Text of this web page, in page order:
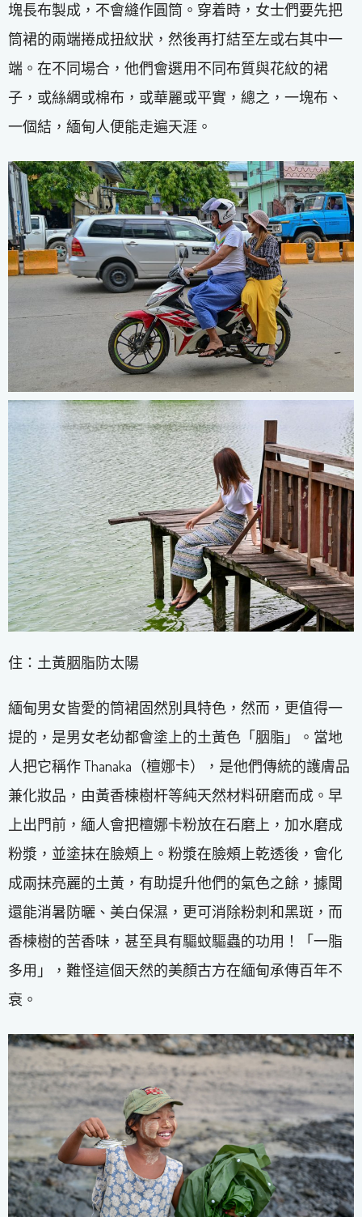
塊長布製成，不會縫作圓筒。穿着時，女士們要先把
筒裙的兩端捲成扭紋狀，然後再打結至左或右其中一
端。在不同場合，他們會選用不同布質與花紋的裙
子，或絲綢或棉布，或華麗或平實，總之，一塊布、
一個結，緬甸人便能走遍天涯。
住：土黃胭脂防太陽
緬甸男女皆愛的筒裙固然別具特色，然而，更值得一
提的，是男女老幼都會塗上的土黃色「胭脂」。當地
人把它稱作 Thanaka（檀娜卡），是他們傳統的護膚品
兼化妝品，由黃香楝樹杆等純天然材料研磨而成。早
上出門前，緬人會把檀娜卡粉放在石磨上，加水磨成
粉漿，並塗抹在臉頰上。粉漿在臉頰上乾透後，會化
成兩抹亮麗的土黃，有助提升他們的氣色之餘，據聞
還能消暑防曬、美白保濕，更可消除粉刺和黑斑，而
香楝樹的苦香味，甚至具有驅蚊驅蟲的功用！「一脂
多用」，難怪這個天然的美顏古方在緬甸承傳百年不
衰。